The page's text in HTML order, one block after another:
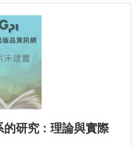
的研究 : 理論與實際